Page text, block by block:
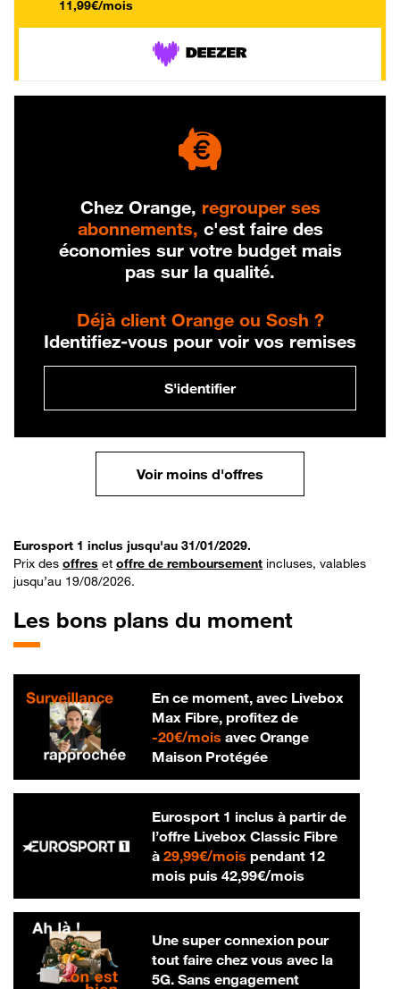
11,99€/mois
Chez Orange, regrouper ses
abonnements, c'est faire des
économies sur votre budget mais
pas sur la qualité.
Déjà client Orange ou Sosh ?
Identifiez-vous pour voir vos remises
S'identifier
Voir moins d'offres
Eurosport 1 inclus jusqu'au 31/01/2029.
Prix des offres et offre de remboursement incluses, valables
jusqu’au 19/08/2026.
Les bons plans du moment
En ce moment, avec Livebox
Max Fibre, profitez de
-20€/mois20 € par mois
avec Orange
Maison Protégée
Eurosport 1 inclus à partir de
l’offre Livebox Classic Fibre
à 29,99€/mois29,99 € par mois
pendant 12
mois puis 42,99€/mois42,99 € par
Une super connexion pour
tout faire chez vous avec la
5G. Sans engagement